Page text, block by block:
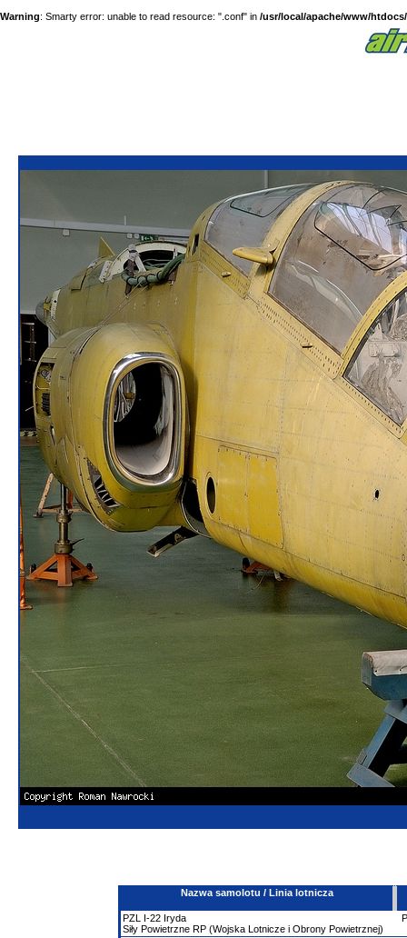
Warning: Smarty error: unable to read resource: ".conf" in /usr/local/apache/www/
Nazwa samolotu / Linia lotnicza
PZL I-22 Iryda
Siły Powietrzne RP (Wojska Lotnicze i Obrony Powietrznej)